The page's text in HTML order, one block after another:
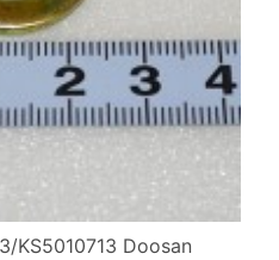
KS5010713 Doosan